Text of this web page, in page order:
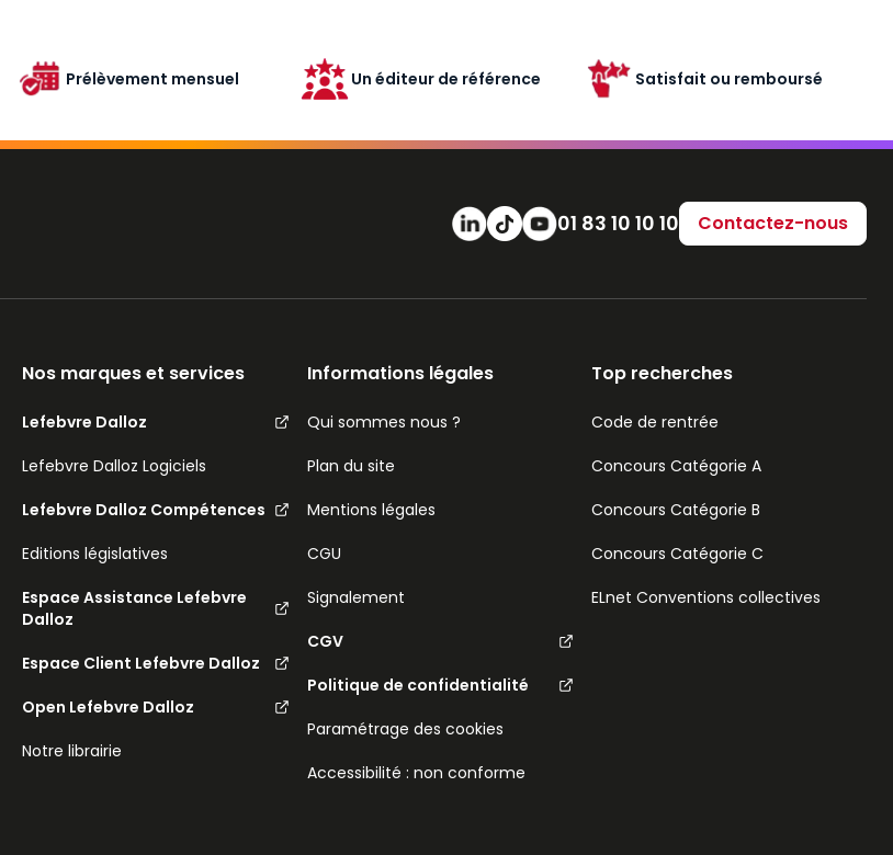
Prélèvement mensuel Un éditeur de référence Satisfait ou remboursé
Numéro de téléphone
01 83 10 10 10 Contactez-nous
Nos marques et services
Lefebvre Dalloz
Lefebvre Dalloz Logiciels
Lefebvre Dalloz Compétences
Editions législatives
Espace Assistance Lefebvre
Dalloz
Espace Client Lefebvre Dalloz
Open Lefebvre Dalloz
Notre librairie
Informations légales
Qui sommes nous ?
Plan du site
Mentions légales
CGU
Signalement
CGV
Politique de confidentialité
Paramétrage des cookies
Accessibilité : non conforme
Top recherches
Code de rentrée
Concours Catégorie A
Concours Catégorie B
Concours Catégorie C
ELnet Conventions collectives